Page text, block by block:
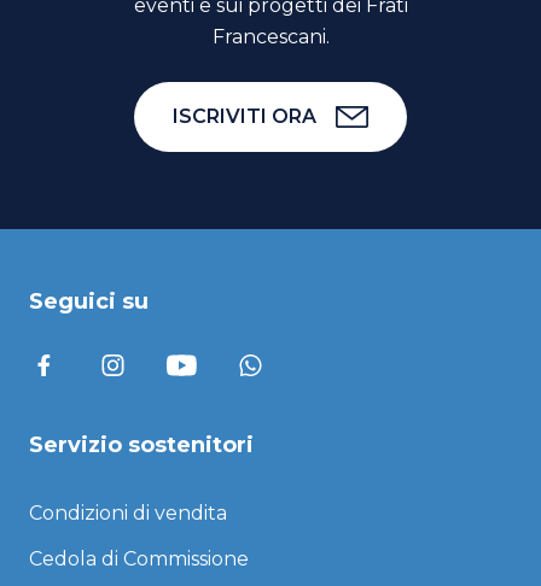
eventi e sui progetti dei Frati
Francescani.
ISCRIVITI ORA
Seguici su
Servizio sostenitori
Condizioni di vendita
Cedola di Commissione